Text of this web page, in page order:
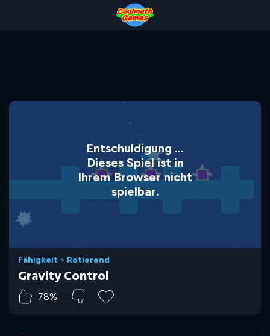
Entschuldigung ...
Dieses Spiel ist in
Ihrem Browser nicht
spielbar.
Fähigkeit > Rotierend
Gravity Control
78%